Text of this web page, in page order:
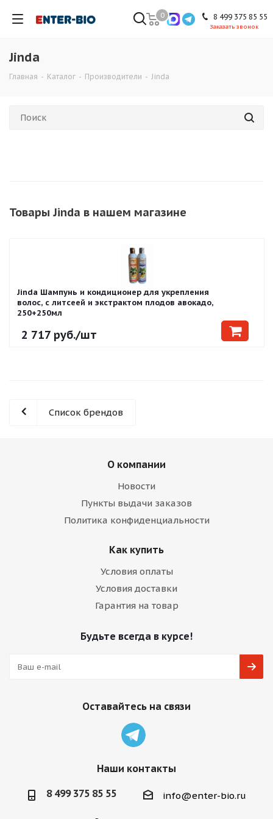
8 499 375 85 55
Заказать звонок
0
Jinda
Главная - Каталог - Производители - Jinda
Товары Jinda в нашем магазине
Jinda Шампунь и кондиционер для укрепления
волос, с литсеей и экстрактом плодов авокадо,
250+250мл
2 717 руб./шт
Список брендов
О компании
Новости
Пункты выдачи заказов
Политика конфиденциальности
Как купить
Условия оплаты
Условия доставки
Гарантия на товар
Будьте всегда в курсе!
Оставайтесь на связи
Наши контакты
8 499 375 85 55 info@enter-bio.ru